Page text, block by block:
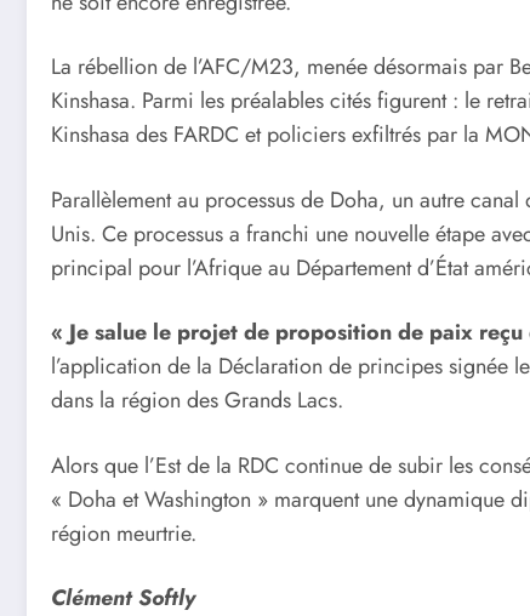
La rébellion de l’AFC/M23, menée désormais par
Kinshasa. Parmi les préalables cités figurent : le
Kinshasa des FARDC et policiers exfiltrés par la
Parallèlement au processus de Doha, un autre
Unis. Ce processus a franchi une nouvelle étape
principal pour l’Afrique au Département d’État
« Je salue le projet de proposition de paix
l’application de la Déclaration de principes signée
dans la région des Grands Lacs.
Alors que l’Est de la RDC continue de subir les
« Doha et Washington » marquent une dynamique
région meurtrie.
Clément Softly